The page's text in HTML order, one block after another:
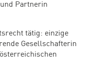
Partnerin
tätig: einzige
Gesellschafterin